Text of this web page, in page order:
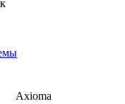
Axioma